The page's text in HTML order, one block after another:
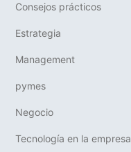
Consejos prácticos
Estrategia
Management
pymes
Negocio
Tecnología en la empresa